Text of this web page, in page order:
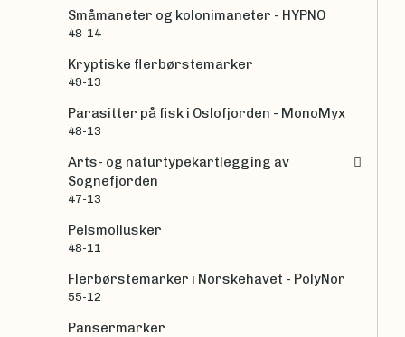
Småmaneter og kolonimaneter - HYPNO
48-14
Kryptiske flerbørstemarker
49-13
Parasitter på fisk i Oslofjorden - MonoMyx
48-13
Arts- og naturtypekartlegging av
Sognefjorden
47-13
Pelsmollusker
48-11
Flerbørstemarker i Norskehavet - PolyNor
55-12
Pansermarker